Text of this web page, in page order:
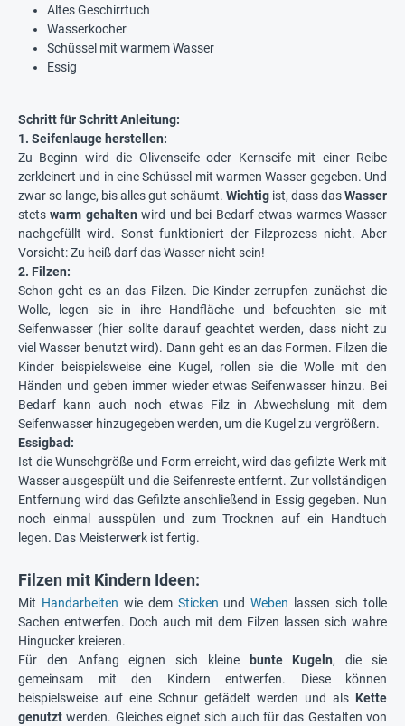
Altes Geschirrtuch
Wasserkocher
Schüssel mit warmem Wasser
Essig
Schritt für Schritt Anleitung:
1. Seifenlauge herstellen:
Zu Beginn wird die Olivenseife oder Kernseife mit einer Reibe
zerkleinert und in eine Schüssel mit warmen Wasser gegeben. Und
zwar so lange, bis alles gut schäumt. Wichtig ist, dass dasWasser
stetswarm gehalten wird und bei Bedarf etwas warmes Wasser
nachgefüllt wird. Sonst funktioniert der Filzprozess nicht. Aber
Vorsicht: Zu heiß darf das Wasser nicht sein!
2. Filzen:
Schon geht es an das Filzen. Die Kinder zerrupfen zunächst die
Wolle, legen sie in ihre Handfläche und befeuchten sie mit
Seifenwasser (hier sollte darauf geachtet werden, dass nicht zu
viel Wasser benutzt wird). Dann geht es an das Formen. Filzen die
Kinder beispielsweise eine Kugel, rollen sie die Wolle mit den
Händen und geben immer wieder etwas Seifenwasser hinzu. Bei
Bedarf kann auch noch etwas Filz in Abwechslung mit dem
Seifenwasser hinzugegeben werden, um die Kugel zu vergrößern.
Essigbad:
Ist die Wunschgröße und Form erreicht, wird das gefilzte Werk mit
Wasser ausgespült und die Seifenreste entfernt. Zur vollständigen
Entfernung wird das Gefilzte anschließend in Essig gegeben. Nun
noch einmal ausspülen und zum Trocknen auf ein Handtuch
legen. Das Meisterwerk ist fertig.
Filzen mit Kindern Ideen:
Mit Handarbeiten wie dem Sticken undWeben lassen sich tolle
Sachen entwerfen. Doch auch mit dem Filzen lassen sich wahre
Hingucker kreieren.
Für den Anfang eignen sich kleine
bunte Kugeln, die sie
gemeinsam mit den Kindern entwerfen. Diese können
beispielsweise auf eine Schnur gefädelt werden und als Kette
genutzt werden. Gleiches eignet sich auch für das Gestalten von